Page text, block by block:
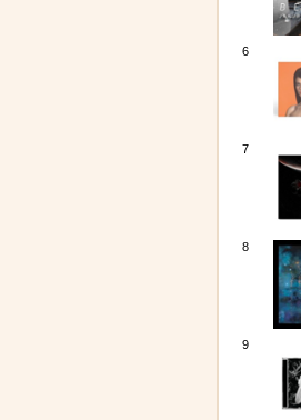
6
7
8
9